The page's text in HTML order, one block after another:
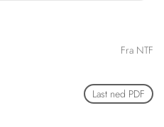
Scientific articles
Publication and media
Fra NTF
Last ned PDF